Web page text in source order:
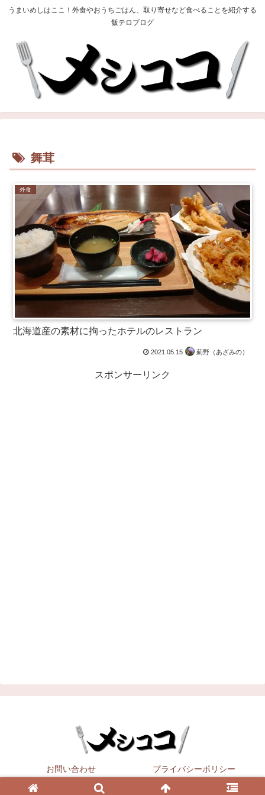
うまいめしはここ！外食やおうちごはん、取り寄せなど食べることを紹介する
飯テロブログ
舞茸
外食
北海道産の素材に拘ったホテルのレストラン
2021.05.15 薊野（あざみの）
スポンサーリンク
お問い合わせ プライバシーポリシー
Copyright © 2021 All Rights Reserved.